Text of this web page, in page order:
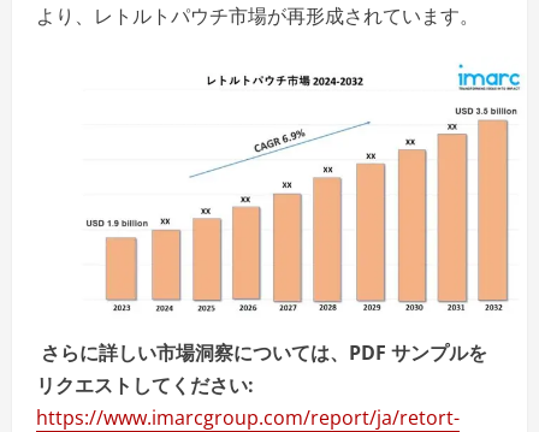
より、レトルトパウチ市場が再形成されています。
さらに詳しい市場洞察については、PDF サンプルを
リクエストしてください:
https://www.imarcgroup.com/report/ja/retort-